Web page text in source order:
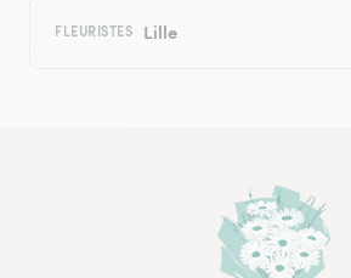
FLEURISTES Lille